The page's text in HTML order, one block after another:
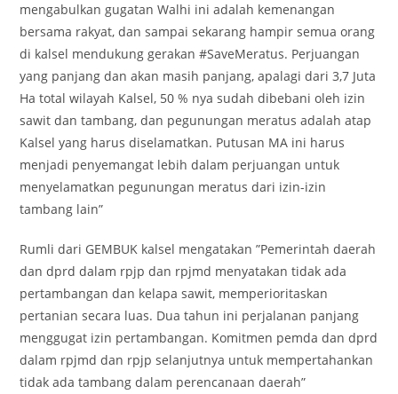
mengabulkan gugatan Walhi ini adalah kemenangan
bersama rakyat, dan sampai sekarang hampir semua orang
di kalsel mendukung gerakan #SaveMeratus. Perjuangan
yang panjang dan akan masih panjang, apalagi dari 3,7 Juta
Ha total wilayah Kalsel, 50 % nya sudah dibebani oleh izin
sawit dan tambang, dan pegunungan meratus adalah atap
Kalsel yang harus diselamatkan. Putusan MA ini harus
menjadi penyemangat lebih dalam perjuangan untuk
menyelamatkan pegunungan meratus dari izin-izin
tambang lain”
Rumli dari GEMBUK kalsel mengatakan ”Pemerintah daerah
dan dprd dalam rpjp dan rpjmd menyatakan tidak ada
pertambangan dan kelapa sawit, memperioritaskan
pertanian secara luas. Dua tahun ini perjalanan panjang
menggugat izin pertambangan. Komitmen pemda dan dprd
dalam rpjmd dan rpjp selanjutnya untuk mempertahankan
tidak ada tambang dalam perencanaan daerah”